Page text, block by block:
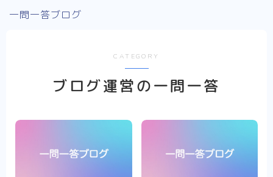
一問一答ブログ
CATEGORY
ブログ運営の一問一答